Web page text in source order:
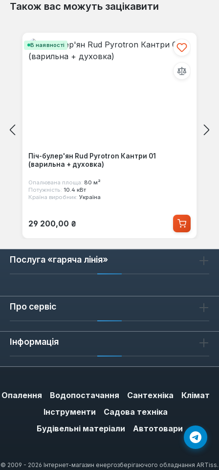
Відгуків не знайдено. Поділіться
Також вас можуть зацікавити
В наявності
Піч-булер'ян Rud Pyrotron Кантри 01
(варильна + духовка)
Опалювана площа: 80 м²
Потужність: 10.4 кВт
Країна виробник: Україна
Звичайна ціна:
29 200,00 ₴
Послуга «гаряча лінія»
Про сервіс
Інформація
Опалення Водопостачання Сантехніка
Клімат
Інструменти
Садова техніка
Будівельні матеріали
Автотовари
© 2009 - 2026 Інтернет-магазин енергозберігаючого обладнання ARTiss.